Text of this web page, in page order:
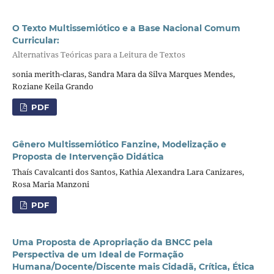
O Texto Multissemiótico e a Base Nacional Comum
Curricular:
Alternativas Teóricas para a Leitura de Textos
sonia merith-claras, Sandra Mara da Silva Marques Mendes,
Roziane Keila Grando
PDF
Gênero Multissemiótico Fanzine, Modelização e
Proposta de Intervenção Didática
Thaís Cavalcanti dos Santos, Kathia Alexandra Lara Canizares,
Rosa Maria Manzoni
PDF
Uma Proposta de Apropriação da BNCC pela
Perspectiva de um Ideal de Formação
Humana/Docente/Discente mais Cidadã, Crítica, Ética